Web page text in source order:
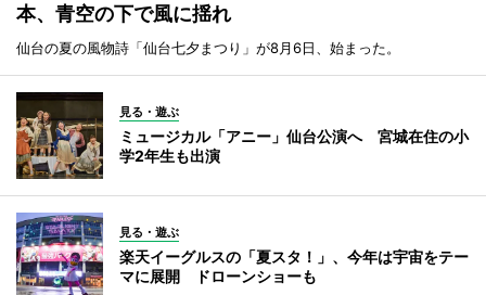
本、青空の下で風に揺れ
仙台の夏の風物詩「仙台七夕まつり」が8月6日、始まった。
見る・遊ぶ
ミュージカル「アニー」仙台公演へ 宮城在住の小
学2年生も出演
見る・遊ぶ
楽天イーグルスの「夏スタ！」、今年は宇宙をテー
マに展開 ドローンショーも